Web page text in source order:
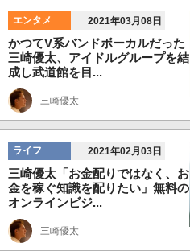
エンタメ 2021年03月08日
かつてV系バンドボーカルだった
三崎優太、アイドルグループを結
成し武道館を目...
三崎優太
ライフ 2021年02月03日
三崎優太「お金配りではなく、お
金を稼ぐ知識を配りたい」無料の
オンラインビジ...
三崎優太